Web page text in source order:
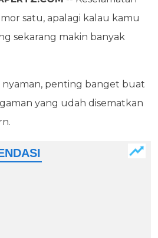
satu, apalagi kalau kamu
sekarang makin banyak
nyaman, penting banget buat
yang udah disematkan